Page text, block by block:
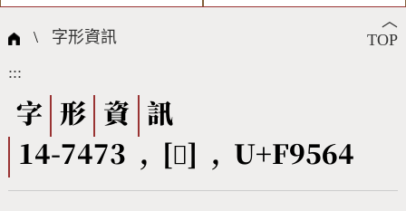
國際字碼相關組織
筆畫查詢
筆順序查詢
CNS查詢 Unicode查詢
全字庫授權 轉碼Web Service
個人電腦造字處理工具
字形下載
問題集
熱門查詢統計
︿
TOP
\ 字形資訊
:::
字 形 資
訊
14-7473 , [󹕤] , U+F9564